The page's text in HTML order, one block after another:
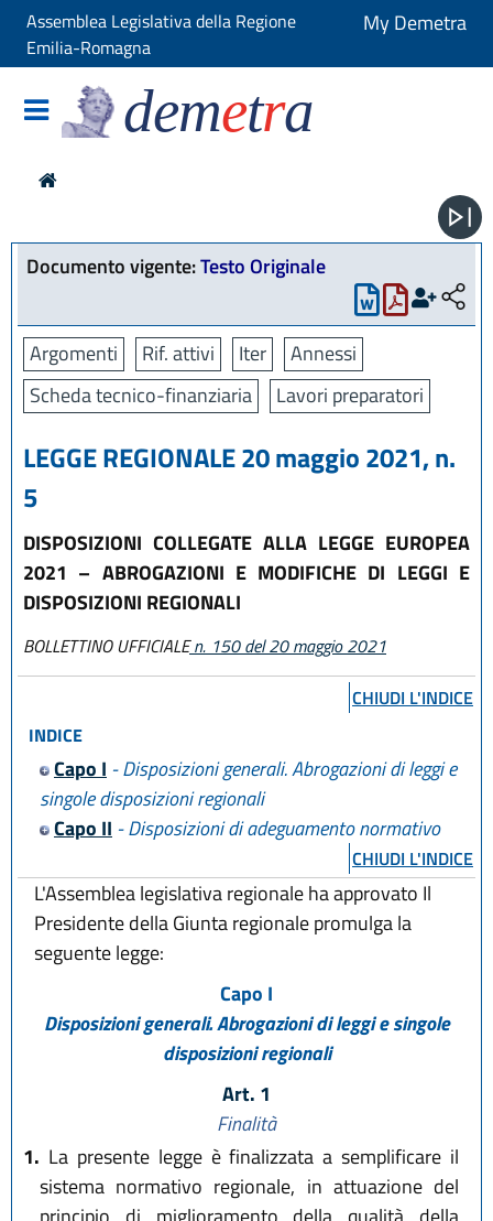
Assemblea Legislativa della Regione
Emilia-Romagna
My Demetra
demetra
Documento vigente:Testo Originale
Argomenti Rif. attivi Iter
Annessi
Scheda tecnico-finanziaria
Lavori preparatori
LEGGE REGIONALE 20 maggio 2021, n.
5
DISPOSIZIONI COLLEGATE ALLA LEGGE EUROPEA
2021 – ABROGAZIONI E MODIFICHE DI LEGGI E
DISPOSIZIONI REGIONALI
BOLLETTINO UFFICIALEn. 150 del 20 maggio 2021
CHIUDI L'INDICE
INDICE
Capo I - Disposizioni generali. Abrogazioni di leggi e
singole disposizioni regionali
Capo II - Disposizioni di adeguamento normativo
CHIUDI L'INDICE
L'Assemblea legislativa regionale ha approvato Il
Presidente della Giunta regionale promulga la
seguente legge:
Capo I
Disposizioni generali. Abrogazioni di leggi e singole
disposizioni regionali
Art. 1
Finalità
1. La presente legge è finalizzata a semplificare il
sistema normativo regionale, in attuazione del